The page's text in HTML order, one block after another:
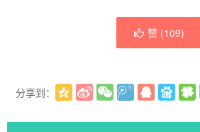
赞 (109)
分享到：